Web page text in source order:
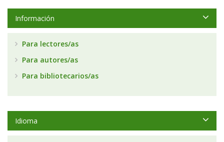
Información
Para lectores/as
Para autores/as
Para bibliotecarios/as
Idioma